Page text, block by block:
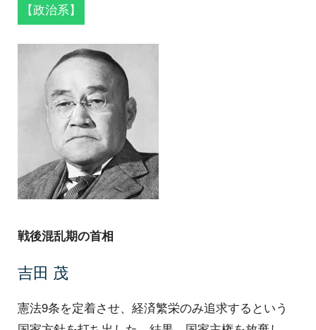
【政治系】
戦後混乱期の首相
吉田 茂
憲法9条を定着させ、経済繁栄のみ追求するという